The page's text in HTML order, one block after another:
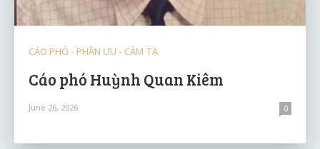
CÁO PHÓ - PHÂN ƯU - CẢM TẠ
Cáo phó Huỳnh Quan Kiêm
June 26, 2026 0